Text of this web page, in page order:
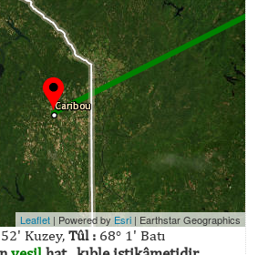
Leaflet | Powered by Esri | Earthstar Geographics
Kuzey, Tûl : 68° 1' Batı